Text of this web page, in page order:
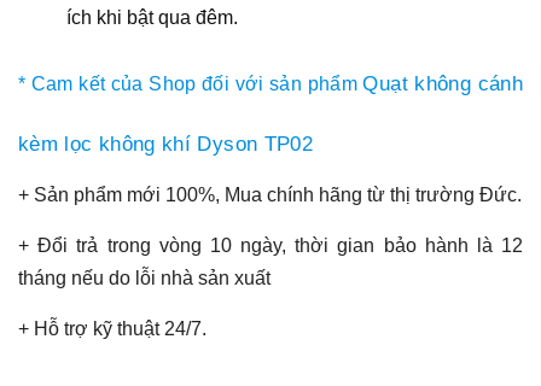
ích khi bật qua đêm.
* Cam kết của Shop đối với sản phẩmQuạt không cánh
kèm lọc không khí Dyson TP02
+ Sản phẩm mới 100%, Mua chính hãng từ thị trường Đức.
+ Đổi trả trong vòng 10 ngày, thời gian bảo hành là 12
tháng nếu do lỗi nhà sản xuất
+ Hỗ trợ kỹ thuật 24/7.